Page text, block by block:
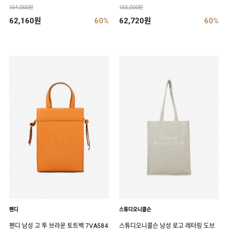
154,000원
62,160원 60%
155,000원
62,720원 60%
펜디
펜디 남성 고 투 브라운 토트백 7VA584
스튜디오니콜슨
스튜디오니콜슨 남성 로고 레터링 도브